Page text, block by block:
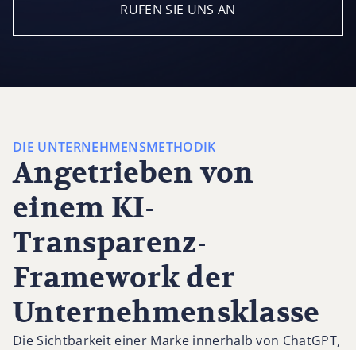
RUFEN SIE UNS AN
DIE UNTERNEHMENSMETHODIK
Angetrieben von
einem KI-
Transparenz-
Framework der
Unternehmensklasse
Die Sichtbarkeit einer Marke innerhalb von ChatGPT,